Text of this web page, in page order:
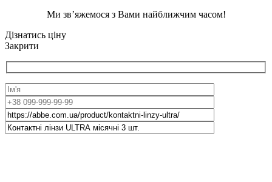
Ми зв’яжемося з Вами найближчим часом!
Дізнатись ціну
Закрити